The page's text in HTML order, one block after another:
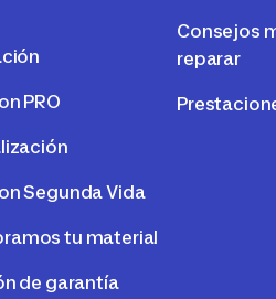
PRO
Segunda Vida
tu material
de garantía
Consejos
reparar